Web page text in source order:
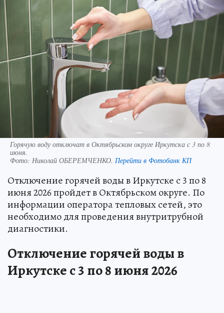
Горячую воду отключат в Октябрьском округе Иркутска с 3 по 8
июня.
Фото: Николай ОБЕРЕМЧЕНКО. Перейти в Фотобанк КП
Отключение горячей воды в Иркутске с 3 по 8
июня 2026 пройдет в Октябрьском округе. По
информации оператора тепловых сетей, это
необходимо для проведения внутритрубной
диагностики.
Отключение горячей воды в
Иркутске с 3 по 8 июня 2026